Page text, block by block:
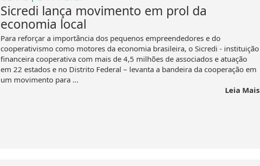
Sicredi lança movimento em prol da
economia local
Para reforçar a importância dos pequenos empreendedores e do
cooperativismo como motores da economia brasileira, o Sicredi - instituição
financeira cooperativa com mais de 4,5 milhões de associados e atuação
em 22 estados e no Distrito Federal – levanta a bandeira da cooperação em
um movimento para ...
Leia Mais